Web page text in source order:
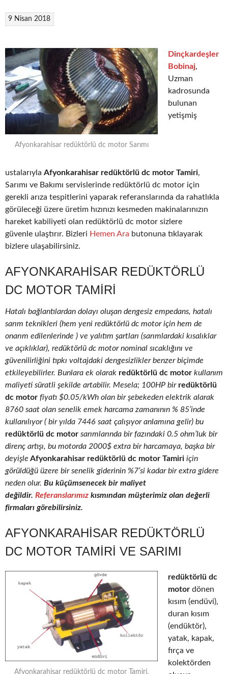
9 Nisan 2018
Afyonkarahisar redüktörlü dc motor Sarımı
Dinçkardeşler
Bobinaj,
Uzman
kadrosunda
bulunan
yetişmiş
ustalarıyla Afyonkarahisar redüktörlü dc motor Tamiri,
Sarımı ve Bakımı servislerinde redüktörlü dc motor için
gerekli arıza tespitlerini yaparak referanslarında da rahatlıkla
görüleceği üzere üretim hızınızı kesmeden makinalarınızın
hareket kabiliyeti olan redüktörlü dc motor sizlere
güvenle ulaştırır. Bizleri Hemen Ara butonuna tıklayarak
bizlere ulaşabilirsiniz.
AFYONKARAHISAR REDÜKTÖRLÜ
DC MOTOR TAMIRI
Hatalı bağlantılardan dolayı oluşan dengesiz empedans, hatalı
sarım teknikleri (hem yeni redüktörlü dc motor için hem de
onarım edilenlerinde ) ve yalıtım şartları (sarımlardaki kısalıklar
ve açıklıklar), redüktörlü dc motor nominal sıcaklığını ve
güvenilirliğini tıpkı voltajdaki dengesizlikler benzer biçimde
etkileyebilirler. Bunlara ek olarak redüktörlü dc motor kullanım
maliyeti süratli şekilde artabilir. Mesela; 100HP birredüktörlü
dc motor fiyatı $0.05/kWh olan bir şebekeden elektrik alarak
8760 saat olan senelik emek harcama zamanının % 85’inde
kullanılıyor ( bir yılda 7446 saat çalışıyor anlamına gelir) bu
redüktörlü dc motor sarımlarında bir fazındaki 0.5 ohm’luk bir
direnç artışı, bu motorda 2000$ extra bir harcamaya, başka bir
deyişle Afyonkarahisar redüktörlü dc motor Tamiri için
görüldüğü üzere bir senelik giderinin %7’si kadar bir extra gidere
neden olur. Bu küçümsenecek bir maliyet
değildir. Referanslarımız kısmından müşterimiz olan değerli
firmaları görebilirsiniz.
AFYONKARAHISAR REDÜKTÖRLÜ
DC MOTOR TAMIRI VE SARIMI
Afyonkarahisar redüktörlü dc motor Tamiri,
redüktörlü dc
motor dönen
kısım (endüvi),
duran kısım
(endüktör),
yatak, kapak,
fırça ve
kolektörden